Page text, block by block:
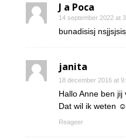
J a Poca
14 september 2022 at
bunadisisj
janita
18 december 2016 at
Hallo Anne ben
Dat wil ik weten
Reageer